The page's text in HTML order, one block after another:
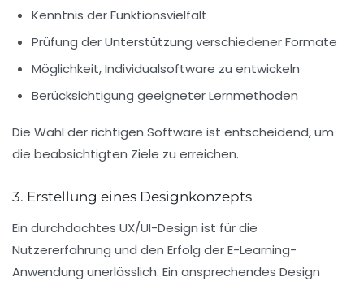
Kenntnis derFunktionsvielfalt
Prüfung derUnterstützung verschiedener Formate
Möglichkeit,Individualsoftware zu entwickeln
Berücksichtigung geeigneterLernmethoden
Die Wahl der richtigen Software ist entscheidend, um
die beabsichtigten Ziele zu erreichen.
3. Erstellung eines Designkonzepts
Ein durchdachtes UX/UI-Design ist für die
Nutzererfahrung und den Erfolg der E-Learning-
Anwendung unerlässlich. Ein ansprechendes Design